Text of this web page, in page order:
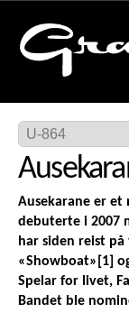
Ausekarane er et
debuterte i 2007
har siden reist
«Showboat»[1]
Spelar for livet,
Bandet ble